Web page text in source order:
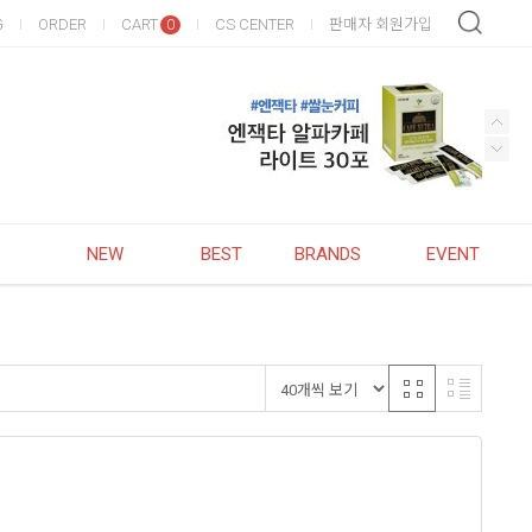
ORDER CART 0 CS CENTER 판매자 회원가입
NEW BEST BRANDS EVENT